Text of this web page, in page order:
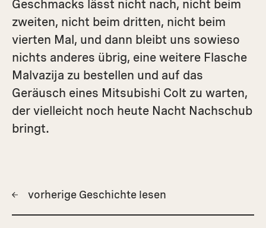
Geschmacks lässt nicht nach, nicht beim
zweiten, nicht beim dritten, nicht beim
vierten Mal, und dann bleibt uns sowieso
nichts anderes übrig, eine weitere Flasche
Malvazija zu bestellen und auf das
Geräusch eines Mitsubishi Colt zu warten,
der vielleicht noch heute Nacht Nachschub
bringt.
vorherige Geschichte lesen